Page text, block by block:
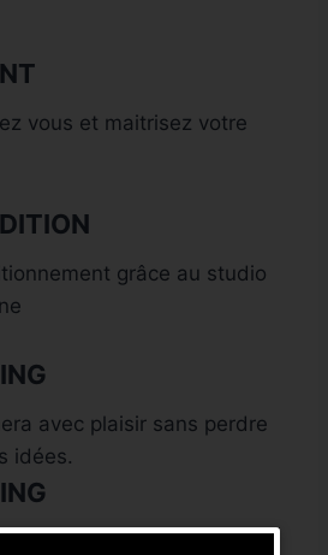
vous et maitrisez votre
grâce au studio
avec plaisir sans perdre
idées.
à vous entrainer à